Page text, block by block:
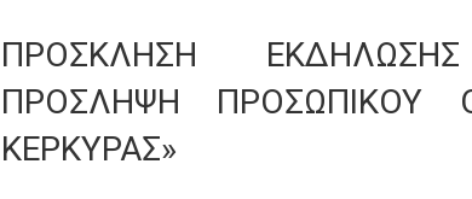
ΠΡΟΣΚΛΗΣΗ
ΠΡΟΣΛΗΨΗ ΠΡΟΣΩΠΙΚΟΥ
ΚΕΡΚΥΡΑΣ»